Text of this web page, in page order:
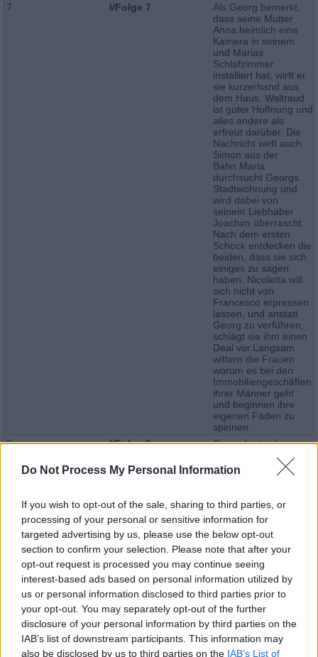
Do Not Process My Personal Information
If you wish to opt-out of the sale, sharing to third parties, or
processing of your personal or sensitive information for
targeted advertising by us, please use the below opt-out
section to confirm your selection. Please note that after your
opt-out request is processed you may continue seeing
interest-based ads based on personal information utilized by
us or personal information disclosed to third parties prior to
your opt-out. You may separately opt-out of the further
disclosure of your personal information by third parties on the
IAB’s list of downstream participants. This information may
also be disclosed by us to third parties on the IAB’s List of
7
I/Folge 7
Als Georg bemerkt,
dass seine Mutter
Anna heimlich eine
Kamera in seinem
und Marias
Schlafzimmer
installiert hat, wirft er
sie kurzerhand aus
dem Haus. Waltraud
ist guter Hoffnung und
alles andere als
erfreut darüber. Die
Nachricht wirft auch
Simon aus der
Bahn.Maria
durchsucht Georgs
Stadtwohnung und
wird dabei von
seinem Liebhaber
Joachim überrascht.
Nach dem ersten
Schock entdecken die
beiden, dass sie sich
einiges zu sagen
haben. Nicoletta will
sich nicht von
Francesco erpressen
lassen, und anstatt
Georg zu verführen,
schlägt sie ihm einen
Deal vor.Langsam
wittern die Frauen
worum es bei den
Immobiliengeschäften
ihrer Männer geht
und beginnen ihre
eigenen Fäden zu
spinnen.
8
I/Folge 8
Georg liegt schwer
Krankenhaus. Er
wurde von
zusammengeschlagen.
Völlig wehrlos muss
er sich Marias
Forderungen eine
gemeinsame Zukunft
betreffend anhören.
Francesco wird
wegen
Wirtschaftsverbrechen
in Untersuchungshaft
gebracht, während
Nicoletta noch
rechtzeitig
untertauchen